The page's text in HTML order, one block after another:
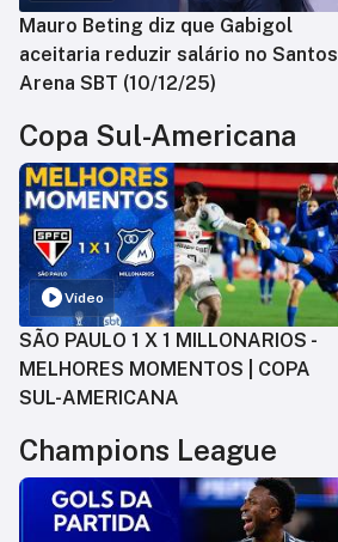
Mauro Beting diz que Gabigol
aceitaria reduzir salário no Santos |
Arena SBT (10/12/25)
Copa Sul-Americana
Vídeo
SÃO PAULO 1 X 1 MILLONARIOS -
MELHORES MOMENTOS | COPA
SUL-AMERICANA
Champions League